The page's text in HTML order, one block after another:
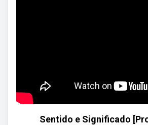
Sentido e Significado